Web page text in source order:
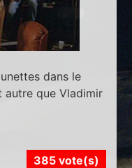
dans le
autre que Vladimir
385 vote(s)